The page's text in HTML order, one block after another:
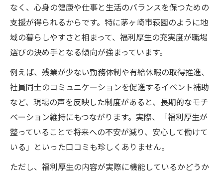
なく、心身の健康や仕事と生活のバランスを保つための
支援が得られるからです。特に茅ヶ崎市萩園のように地
域の暮らしやすさと相まって、福利厚生の充実度が職場
選びの決め手となる傾向が強まっています。
例えば、残業が少ない勤務体制や有給休暇の取得推進、
社員同士のコミュニケーションを促進するイベント補助
など、現場の声を反映した制度があると、長期的なモチ
ベーション維持にもつながります。実際、「福利厚生が
整っていることで将来への不安が減り、安心して働けて
いる」といった口コミも珍しくありません。
ただし、福利厚生の内容が実際に機能しているかどうか